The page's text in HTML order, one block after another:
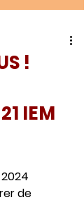
!
IEM
2024
de